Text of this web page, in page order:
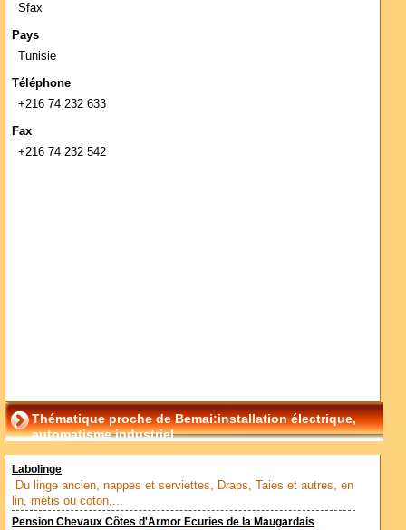
Sfax
Pays
Tunisie
Téléphone
+216 74 232 633
Fax
+216 74 232 542
Thématique proche de Bemai:installation électrique,
automatisme industriel
Labolinge
Du linge ancien, nappes et serviettes, Draps, Taies et autres, en
lin, métis ou coton,...
Pension Chevaux Côtes d'Armor Ecuries de la Maugardais